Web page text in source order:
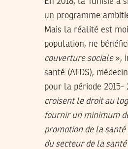
un programme
Mais la réalité est
population, ne
couverture sociale »,
santé (ATDS),
pour la période 2015-
croisent le droit au
fournir un minimum
promotion de la
du secteur de la santé